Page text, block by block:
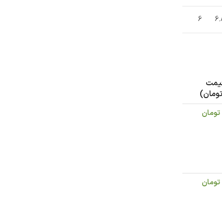
6
تومان
تومان